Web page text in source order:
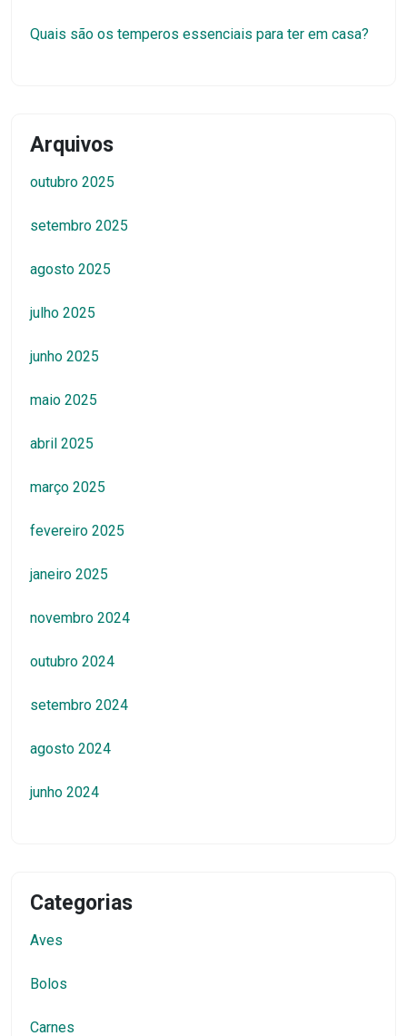
Quais são os temperos essenciais para ter em casa?
Arquivos
outubro 2025
setembro 2025
agosto 2025
julho 2025
junho 2025
maio 2025
abril 2025
março 2025
fevereiro 2025
janeiro 2025
novembro 2024
outubro 2024
setembro 2024
agosto 2024
junho 2024
Categorias
Aves
Bolos
Carnes